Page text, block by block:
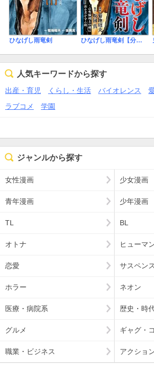
ひなげし雨竜剣 ひなげし雨竜剣【分冊版】
人気キーワードから探す
出産・育児 くらし・生活 バイオレンス
ラブコメ
学園
ジャンルから探す
女性漫画 少女漫画
青年漫画 少年漫画
TL BL
オトナ ヒューマ
恋愛 サスペンス
ホラー ネオン
医療・病院系 歴史・時
グルメ ギャグ・
職業・ビジネス アクショ